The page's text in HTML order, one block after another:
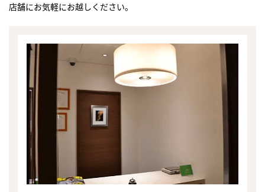
店舗にお気軽にお越しください。